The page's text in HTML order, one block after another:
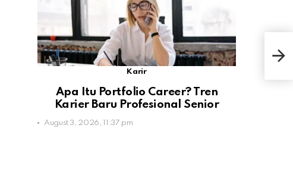
Karir
Apa Itu Portfolio Career? Tren
Karier Baru Profesional Senior
August 3, 2026, 11:37 pm
Ini